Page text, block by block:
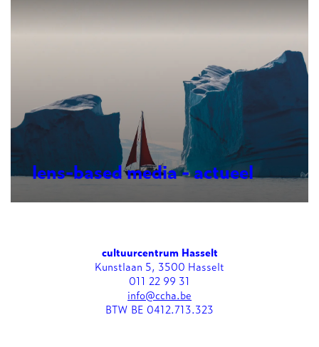
lens-based media - actueel
cultuurcentrum Hasselt
Kunstlaan 5, 3500 Hasselt
011 22 99 31
info@ccha.be
BTW BE 0412.713.323